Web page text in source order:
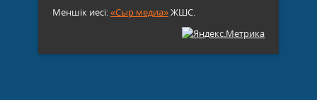
Меншік иесі:«Сыр медиа»ЖШС.